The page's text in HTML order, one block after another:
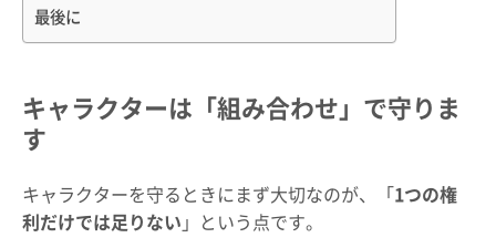
最後に
キャラクターは「組み合わせ」で守りま
す
キャラクターを守るときにまず大切なのが、「 1つの権
利だけでは足りない 」という点です。